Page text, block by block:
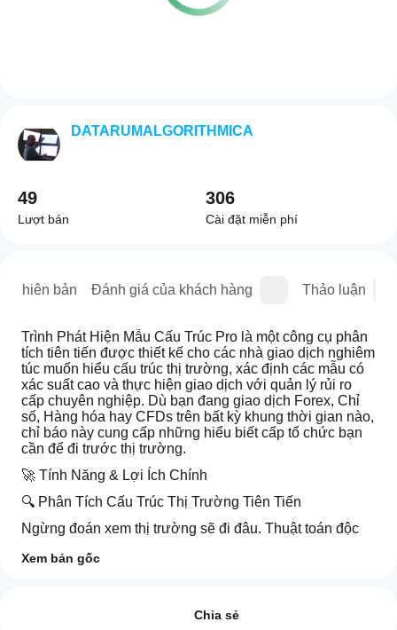
phiên bản Đánh giá của khách hàng Thảo luận
Trình Phát Hiện Mẫu Cấu Trúc Pro là một công cụ phân
tích tiên tiến được thiết kế cho các nhà giao dịch nghiêm
túc muốn hiểu cấu trúc thị trường, xác định các mẫu có
xác suất cao và thực hiện giao dịch với quản lý rủi ro
cấp chuyên nghiệp. Dù bạn đang giao dịch Forex, Chỉ
số, Hàng hóa hay CFDs trên bất kỳ khung thời gian nào,
chỉ báo này cung cấp những hiểu biết cấp tổ chức bạn
cần để đi trước thị trường.
🚀 Tính Năng & Lợi Ích Chính
🔍 Phân Tích Cấu Trúc Thị Trường Tiên Tiến
Ngừng đoán xem thị trường sẽ đi đâu. Thuật toán độc
cấu trúc chính, phá vỡ cấu trúc (BOS) và thay đổi tính
thiên hướng khung thời gian cao hơn.
Xem bản gốc
Chia sẻ
DATARUMALGORITHMICA
49
Lượt bán
306
Cài đặt miễn phí